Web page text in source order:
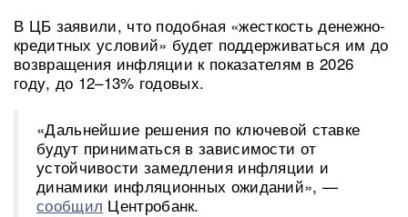
В ЦБ заявили, что подобная «жесткость денежно-
кредитных условий» будет поддерживаться им до
возвращения инфляции к показателям в 2026
году, до 12–13% годовых.
«Дальнейшие решения по ключевой ставке
будут приниматься в зависимости от
устойчивости замедления инфляции и
динамики инфляционных ожиданий», —
сообщил Центробанк.